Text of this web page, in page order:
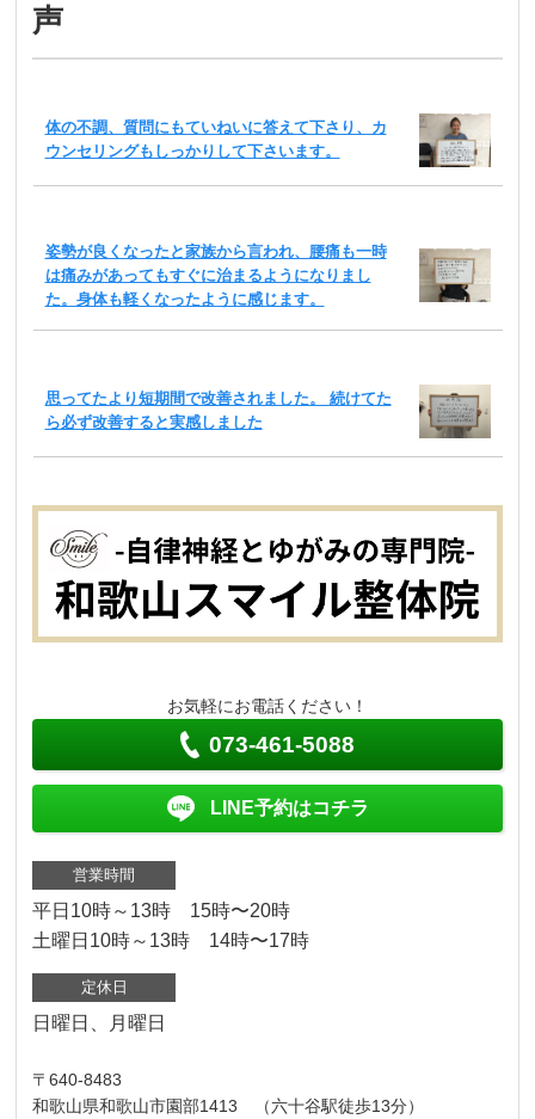
声
体の不調、質問にもていねいに答えて下さり、カ
ウンセリングもしっかりして下さいます。
姿勢が良くなったと家族から言われ、腰痛も一時
は痛みがあってもすぐに治まるようになりまし
た。身体も軽くなったように感じます。
思ってたより短期間で改善されました。 続けてた
ら必ず改善すると実感しました
お気軽にお電話ください！
073-461-5088
LINE予約はコチラ
営業時間
平日10時～13時 15時〜20時
土曜日10時～13時 14時〜17時
定休日
日曜日、月曜日
〒640-8483
和歌山県和歌山市園部1413 （六十谷駅徒歩13分）